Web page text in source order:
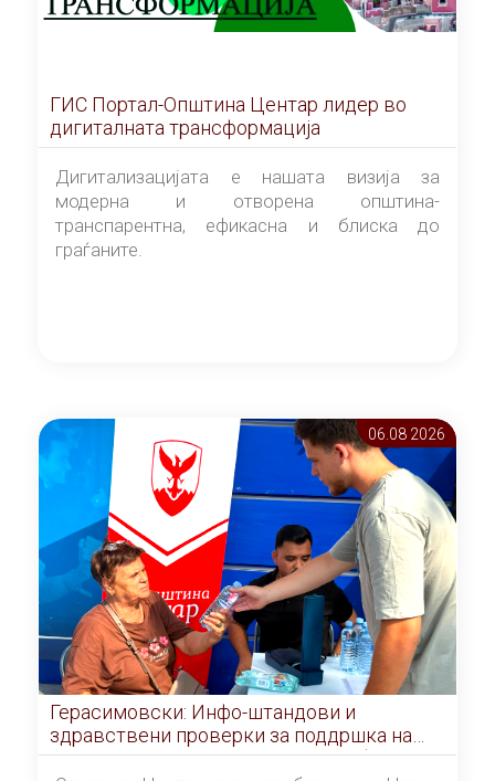
ГИС Портал-Општина Центар лидер во
дигиталната трансформација
Дигитализацијата е нашата визија за
модерна и отворена општина-
транспарентна, ефикасна и блиска до
граѓаните.
06.08 2026
Герасимовски: Инфо-штандови и
здравствени проверки за поддршка на
граѓаните во услови на топлотен бран